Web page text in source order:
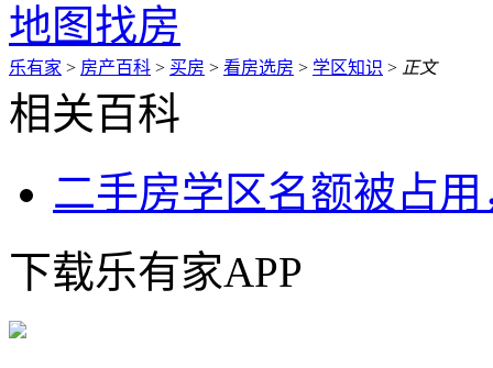
地图找房
乐有家 > 房产百科 > 买房 > 看房选房 > 学区知识 > 正文
相关百科
二手房学区名额被占
下载乐有家APP